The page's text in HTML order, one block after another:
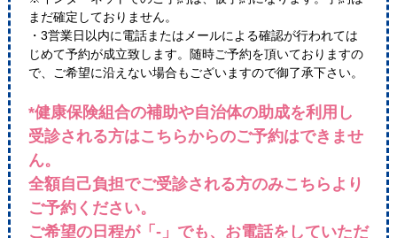
まだ確定しておりません。
・3営業日以内に電話またはメールによる確認が行われては
じめて予約が成立致します。随時ご予約を頂いておりますの
で、ご希望に沿えない場合もございますので御了承下さい。
*健康保険組合の補助や自治体の助成を利用し
受診される方はこちらからのご予約はできませ
ん。
全額自己負担でご受診される方のみこちらより
ご予約ください。
ご希望の日程が「-」でも、お電話をしていただ